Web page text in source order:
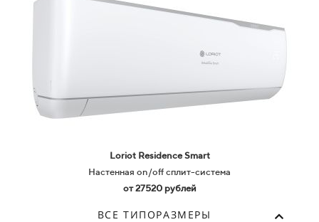
Loriot Residence Smart
Настенная on/off сплит-система
от 27520 рублей
ВСЕ ТИПОРАЗМЕРЫ